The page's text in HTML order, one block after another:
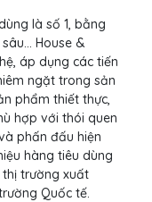
là số 1, bằng
House &
áp dụng các tiến
ngặt trong sản
phẩm thiết thực,
hợp với thói quen
phấn đấu hiện
hàng tiêu dùng
trường xuất
Quốc tế.